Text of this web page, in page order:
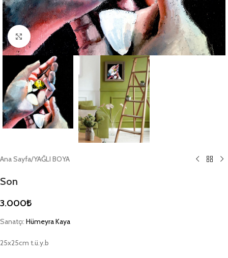
Büyütmek için tıklayın
Ana Sayfa/YAĞLI BOYA
Son
3.000₺
Sanatçı: Hümeyra Kaya
25x25cm t.ü.y.b